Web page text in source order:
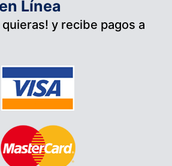
Línea
quieras! y recibe pagos a